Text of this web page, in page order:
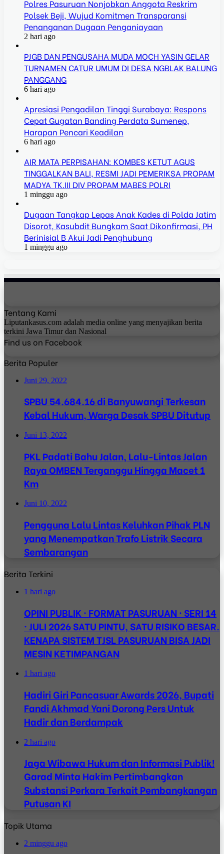
Polres Pasuruan Nonjobkan Anggota Reskrim
Polsek Beji, Wujud Komitmen Transparansi
Penanganan Dugaan Penganiayaan
2 hari ago
PJGB DAN PENGUSAHA MUDA MOCH YASIN GELAR
TURNAMEN CATUR UMUM DI DESA NGBLAK BALUNG
PANGGANG
6 hari ago
Apresiasi Pengadilan Tinggi Surabaya: Respons
Cepat Gugatan Banding Perdata Sumenep,
Harapan Pencari Keadilan
6 hari ago
AIR MATA PERPISAHAN: KOMBES KETUT AGUS
TINGGALKAN BALI, RESMI JADI PEMERIKSA PROPAM
MADYA TK.III DIV PROPAM MABES POLRI
1 minggu ago
Dugaan Tangkap Lepas Anak Kades di Polda Jatim
Disorot, Kasubdit Bungkam Saat Dikonfirmasi, PH
Berinisial B Akui Jadi Penghubung
1 minggu ago
Tentang Kami
Liputankasus.com adalah media online yang menyajikan berita
terkini Jawa Timur dan Nasional
Find us on Facebook
Berita Populer
Juni 29, 2022
SPBU 54.684.16 di Banyuwangi Terkesan
Kebal Hukum, Warga Desak SPBU Ditutup
Juni 13, 2022
PKL Padati Bahu Jalan, Lalu-Lintas Jalan
Raya OMBEN Terganggu Hingga Macet 1
Km
Juni 10, 2022
Pengguna Lalu Lintas Keluhkan Pihak PLN
yang Menempatkan Trafo Listrik Secara
Sembarangan
Berita Terkini
1 hari ago
OPINI PUBLIK · FORMAT PASURUAN · SERI 14
· JULI 2026 SATU PINTU, SATU RISIKO BESAR.
KENAPA SISTEM TJSL PASURUAN BISA JADI
MESIN KETIMPANGAN
1 hari ago
Hadiri Giri Pancasuar Awards 2026, Bupati
Fandi Akhmad Yani Dorong Pers Untuk
Hadir dan Berdampak
2 hari ago
Jaga Wibawa Hukum dan Informasi Publik!
Garad Minta Hakim Pertimbangkan
Substansi Perkara Terkait Pembangkangan
Putusan KI
Topik Utama
2 minggu ago